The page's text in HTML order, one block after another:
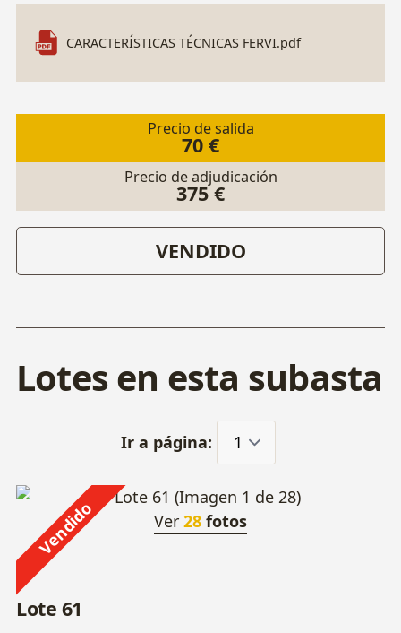
CARACTERÍSTICAS TÉCNICAS FERVI.pdf
Precio de salida
70 €
Precio de adjudicación
375 €
VENDIDO
Lotes en esta subasta
Ir a página:
Vendido Ver 28 fotos
Lote 61